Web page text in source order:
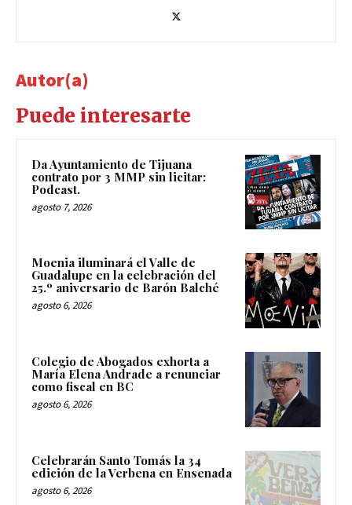
Autor(a)
Puede interesarte
Da Ayuntamiento de Tijuana
contrato por 3 MMP sin licitar:
Podcast.
agosto 7, 2026
Moenia iluminará el Valle de
Guadalupe en la celebración del
25.º aniversario de Barón Balché
agosto 6, 2026
Colegio de Abogados exhorta a
María Elena Andrade a renunciar
como fiscal en BC
agosto 6, 2026
Celebrarán Santo Tomás la 34
edición de la Verbena en Ensenada
agosto 6, 2026